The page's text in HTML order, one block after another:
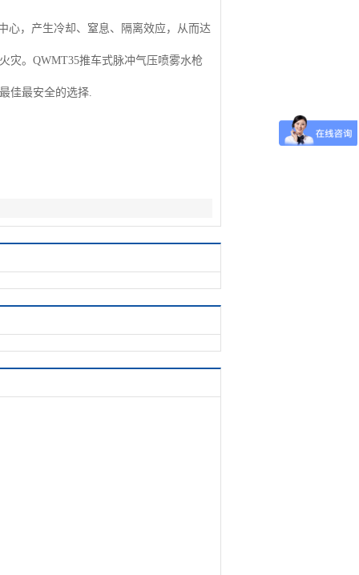
心，产生冷却、窒息、隔离效应，从而达
灾。 QWMT35推车式脉冲气压喷雾水枪
佳最安全的选择.